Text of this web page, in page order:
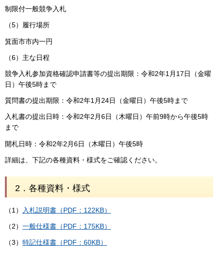
制限付一般競争入札
（5）履行場所
箕面市市内一円
（6）主な日程
競争入札参加資格確認申請書等の提出期限：令和2年1月17日（金曜
日）午後5時まで
質問書の提出期限：令和2年1月24日（金曜日）午後5時まで
入札書の提出日時：令和2年2月6日（木曜日）午前9時から午後5時
まで
開札日時：令和2年2月6日（木曜日）午後5時
詳細は、下記の各種資料・様式をご確認ください。
2．各種資料・様式
（1） 入札説明書（PDF：122KB）
（2） 一般仕様書（PDF：175KB）
（3） 特記仕様書（PDF：60KB）